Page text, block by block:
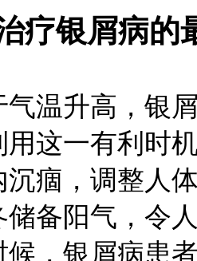
疗银屑病的
升高，银屑
这一有利时
沉痼，调整人
备阳气，令
候，银屑病患